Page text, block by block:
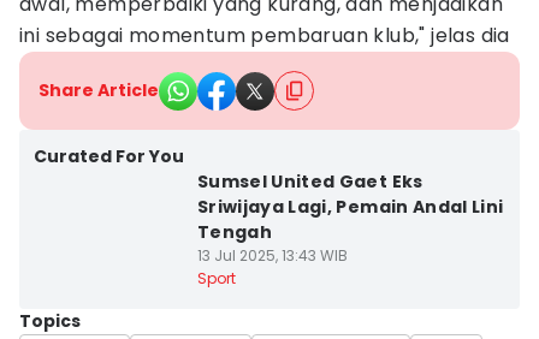
ini sebagai momentum pembaruan klub," jelas dia
Share Article
Curated For You
Sumsel United Gaet Eks
Sriwijaya Lagi, Pemain Andal Lini
Tengah
13 Jul 2025, 13:43 WIB
Sport
Topics